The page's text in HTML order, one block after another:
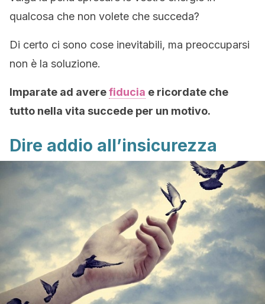
qualcosa che non volete che succeda?
Di certo ci sono cose inevitabili, ma preoccuparsi
non è la soluzione.
Imparate ad averefiducia e ricordate che
tutto nella vita succede per un motivo.
Dire addio all’insicurezza